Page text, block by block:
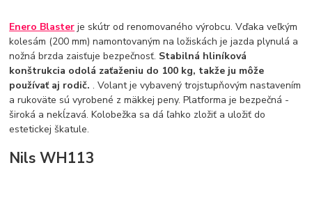
Enero Blaster je skútr od renomovaného výrobcu. Vďaka veľkým
kolesám (200 mm) namontovaným na ložiskách je jazda plynulá a
nožná brzda zaisťuje bezpečnosť. Stabilná hliníková
konštrukcia odolá zaťaženiu do 100 kg, takže ju môže
používať aj rodič.. Volant je vybavený trojstupňovým nastavením
a rukoväte sú vyrobené z mäkkej peny. Platforma je bezpečná -
široká a nekĺzavá. Kolobežka sa dá ľahko zložiť a uložiť do
estetickej škatule.
Nils WH113